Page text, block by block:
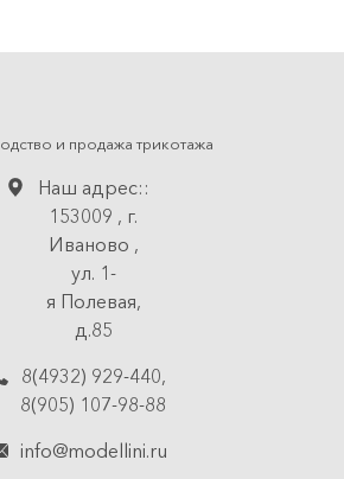
и продажа трикотажа
Наш адрес::
153009 , г.
Иваново ,
ул. 1-
я Полевая,
д.85
8(4932) 929-440,
8(905) 107-98-88
info@modellini.ru